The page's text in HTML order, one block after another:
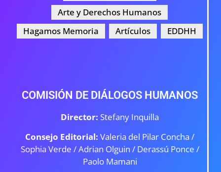
Arte y Derechos Humanos
Hagamos Memoria
Artículos EDDHH
COMISIÓN DE DIÁLOGOS HUMANOS
Director: Stefany Inquilla
Consejo Editorial: Valeria del Pilar Concha /
Sophia Verde /Adrian Olguin / Derassú Ponce /
Paolo Mamani